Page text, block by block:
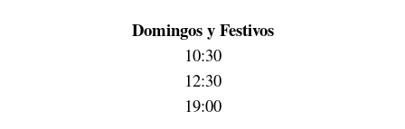
Domingosy Festivos
10:30
12:30
19:00